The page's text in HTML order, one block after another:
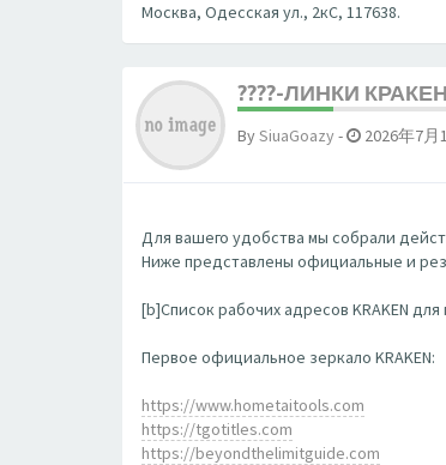
Москва, Одесская ул., 2кС, 117638.
????-ЛИНКИ
BySiuaGoazy- 2026年7月
Для вашего удобства мы собрали
Ниже представлены официальные и
[b]Список рабочих адресов KRAKEN
Первое официальное зеркало KRAKEN:
https://www.hometaitools.com
https://tgotitles.com
https://beyondthelimitguide.com